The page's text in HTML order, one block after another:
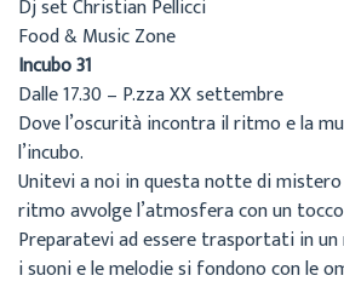
Dj set Christian Pellicci
Food & Music Zone
Incubo 31
Dalle 17.30 – P.zza XX settembre
Dove l’oscurità incontra il ritmo e la
l’incubo.
Unitevi a noi in questa notte di
ritmo avvolge l’atmosfera con un
Preparatevi ad essere trasportati in
i suoni e le melodie si fondono con le